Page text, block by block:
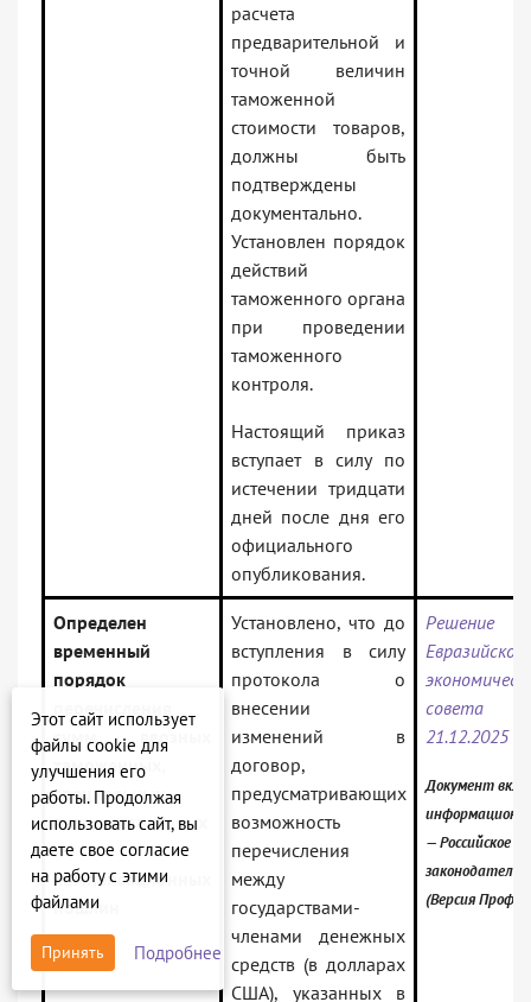
расчета
предварительной и
точной величин
таможенной
стоимости товаров,
должны быть
подтверждены
документально.
Установлен порядок
действий
таможенного органа
при проведении
таможенного
контроля.
Настоящий приказ
вступает в силу по
истечении тридцати
дней после дня его
официального
опубликования.
Определен
временный
порядок
перечисления
сумм ввозных
таможенных,
специальных,
антидемпинговых
и
компенсационных
пошлин
Установлено, что до
вступления в силу
протокола о
внесении
изменений в
договор,
предусматривающих
возможность
перечисления
между
государствами-
членами денежных
средств (в долларах
США), указанных в
Решение
21.12.2025
Документ
— Российское
(Версия Проф)
Этот сайт использует
файлы cookie для
улучшения его
работы. Продолжая
использовать сайт, вы
даете свое согласие
на работу с этими
файлами
Принять Подробнее